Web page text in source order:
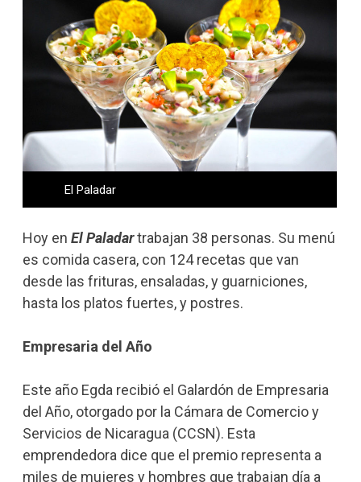
El Paladar
Hoy en El Paladartrabajan 38 personas. Su menú
es comida casera, con 124 recetas que van
desde las frituras, ensaladas, y guarniciones,
hasta los platos fuertes, y postres.
Empresaria del Año
Este año Egda recibió el Galardón de Empresaria
del Año, otorgado por la Cámara de Comercio y
Servicios de Nicaragua (CCSN). Esta
emprendedora dice que el premio representa a
miles de mujeres y hombres que trabajan día a